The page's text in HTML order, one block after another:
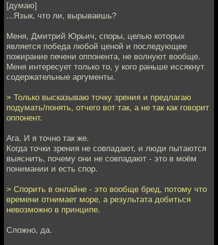
[думаю]
...Язык, что ли, вырываешь?
Меня, Дмитрий Юрьич, споры, целью которых
является победа любой ценой и последующее
пожирание печени оппонента, не волнуют вообще.
Меня интересует только то, у кого раньше иссякнут
содержательные аргументы.
> Только высказываю точку зрения и предлагаю
подумать/понять, отчего вот так, а не так как говорит
оппонент.
Ага. И я точно так же.
Когда точки зрения не совпадают, и люди пытаются
выяснить, почему они не совпадают - это в моём
понимании и есть спор.
> Спорить в онлайне - это вообще бред, потому что
времени отнимает море, а результата добиться
невозможно в принципе.
Сложно, да.